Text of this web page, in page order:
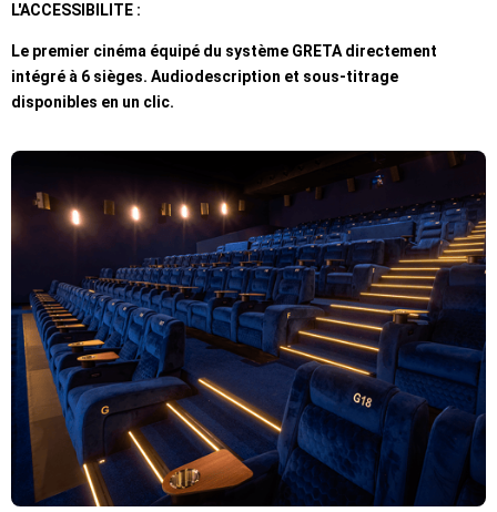
L'ACCESSIBILITE :
Le premier cinéma équipé du système GRETA directement
intégré à 6 sièges. Audiodescription et sous-titrage
disponibles en un clic.